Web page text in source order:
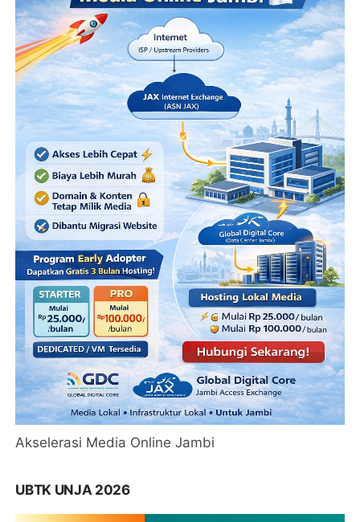
Akselerasi Media Online Jambi
UBTK UNJA 2026